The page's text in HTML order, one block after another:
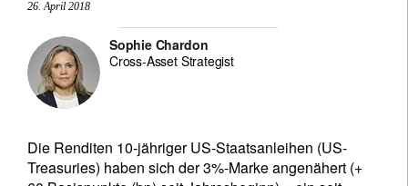
26. April 2018
Sophie Chardon
Cross-Asset Strategist
Die Renditen 10-jähriger US-Staatsanleihen (US-
Treasuries) haben sich der 3%-Marke angenähert (+